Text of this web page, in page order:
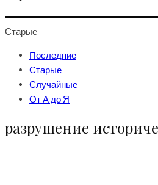
Старые
Последние
Старые
Случайные
От А до Я
разрушение